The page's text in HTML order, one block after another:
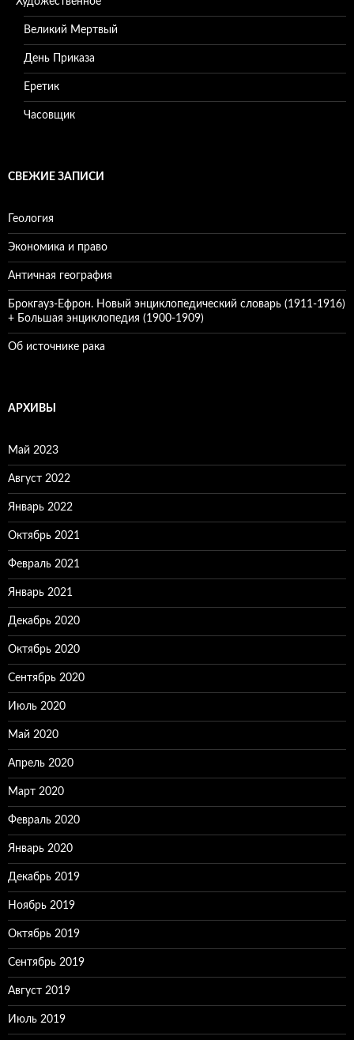
Великий Мертвый
День Приказа
Еретик
Часовщик
СВЕЖИЕ ЗАПИСИ
Геология
Экономика и право
Античная география
Брокгауз-Ефрон. Новый энциклопедический словарь (1911-1916)
+ Большая энциклопедия (1900-1909)
Об источнике рака
АРХИВЫ
Май 2023
Август 2022
Январь 2022
Октябрь 2021
Февраль 2021
Январь 2021
Декабрь 2020
Октябрь 2020
Сентябрь 2020
Июль 2020
Май 2020
Апрель 2020
Март 2020
Февраль 2020
Январь 2020
Декабрь 2019
Ноябрь 2019
Октябрь 2019
Сентябрь 2019
Август 2019
Июль 2019